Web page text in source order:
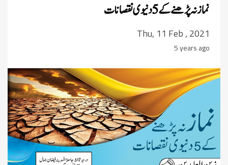
نماز نہ پڑھنے کے 5 دنیوی نقصانات
Thu, 11 Feb , 2021
5 years ago